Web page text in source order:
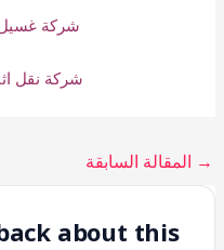
شركة غسيل
شركة نقل
→ المقالة السابقة
about this